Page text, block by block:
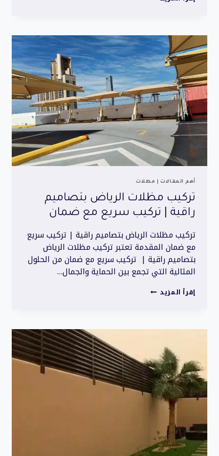
|
حماية
وأناقة
متكاملة
أهم المقالات مظلات
تركيب مظلات الرياض بتصاميم
راقية | تركيب سريع مع ضمان
تركيب مظلات الرياض بتصاميم راقية | تركيب سريع
مع ضمان المقدمة تعتبر تركيب مظلات الرياض
بتصاميم راقية | تركيب سريع مع ضمان من الحلول
المثالية التي تجمع بين الحماية والجمال…
إقرأ المزيد تركيب
راقية
سريع
مع
ضمان